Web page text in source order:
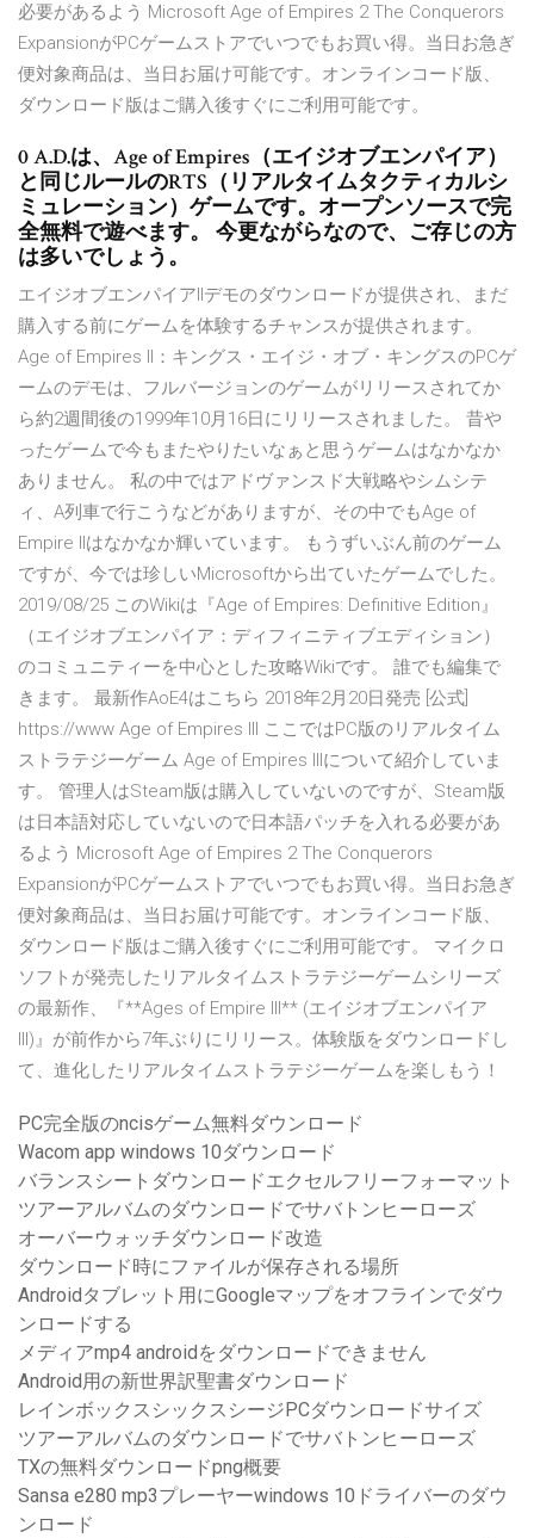
必要があるよう Microsoft Age of Empires 2 The Conquerors
ExpansionがPCゲームストアでいつでもお買い得。当日お急ぎ
便対象商品は、当日お届け可能です。オンラインコード版、
ダウンロード版はご購入後すぐにご利用可能です。
0 A.D.は、Age of Empires（エイジオブエンパイア）
と同じルールのRTS（リアルタイムタクティカルシ
ミュレーション）ゲームです。オープンソースで完
全無料で遊べます。 今更ながらなので、ご存じの方
は多いでしょう。
エイジオブエンパイアIIデモのダウンロードが提供され、まだ
購入する前にゲームを体験するチャンスが提供されます。
Age of Empires II：キングス・エイジ・オブ・キングスのPCゲ
ームのデモは、フルバージョンのゲームがリリースされてか
ら約2週間後の1999年10月16日にリリースされました。 昔や
ったゲームで今もまたやりたいなぁと思うゲームはなかなか
ありません。 私の中ではアドヴァンスド大戦略やシムシテ
ィ、A列車で行こうなどがありますが、その中でもAge of
Empire IIはなかなか輝いています。 もうずいぶん前のゲーム
ですが、今では珍しいMicrosoftから出ていたゲームでした。
2019/08/25 このWikiは『Age of Empires: Definitive Edition』
（エイジオブエンパイア：ディフィニティブエディション）
のコミュニティーを中心とした攻略Wikiです。 誰でも編集で
きます。 最新作AoE4はこちら 2018年2月20日発売 [公式]
https://www Age of Empires III ここではPC版のリアルタイム
ストラテジーゲーム Age of Empires IIIについて紹介していま
す。 管理人はSteam版は購入していないのですが、Steam版
は日本語対応していないので日本語パッチを入れる必要があ
るよう Microsoft Age of Empires 2 The Conquerors
ExpansionがPCゲームストアでいつでもお買い得。当日お急ぎ
便対象商品は、当日お届け可能です。オンラインコード版、
ダウンロード版はご購入後すぐにご利用可能です。 マイクロ
ソフトが発売したリアルタイムストラテジーゲームシリーズ
の最新作、『**Ages of Empire III** (エイジオブエンパイア
III)』が前作から7年ぶりにリリース。体験版をダウンロードし
て、進化したリアルタイムストラテジーゲームを楽しもう！
PC完全版のncisゲーム無料ダウンロード
Wacom app windows 10ダウンロード
バランスシートダウンロードエクセルフリーフォーマット
ツアーアルバムのダウンロードでサバトンヒーローズ
オーバーウォッチダウンロード改造
ダウンロード時にファイルが保存される場所
Androidタブレット用にGoogleマップをオフラインでダウ
ンロードする
メディアmp4 androidをダウンロードできません
Android用の新世界訳聖書ダウンロード
レインボックスシックスシージPCダウンロードサイズ
ツアーアルバムのダウンロードでサバトンヒーローズ
TXの無料ダウンロードpng概要
Sansa e280 mp3プレーヤーwindows 10ドライバーのダウ
ンロード